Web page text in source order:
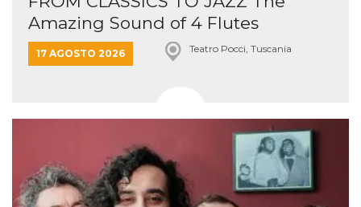
Amazing Sound of 4 Flutes
17 AGOSTO 2026 Teatro Pocci, Tuscania